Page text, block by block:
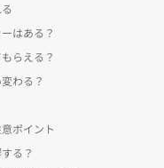
はある？
らえる？
わる？
ポイント
る？